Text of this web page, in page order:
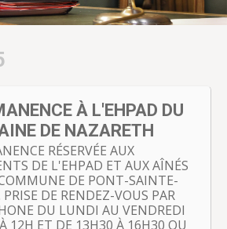
À L'EHPAD DU
DE NAZARETH
RÉSERVÉE AUX
DE L'EHPAD ET AUX AÎNÉS
DE PONT-SAINTE-
PRISE DE RENDEZ-VOUS PAR
DU LUNDI AU VENDREDI
12H ET DE 13H30 À 16H30 OU